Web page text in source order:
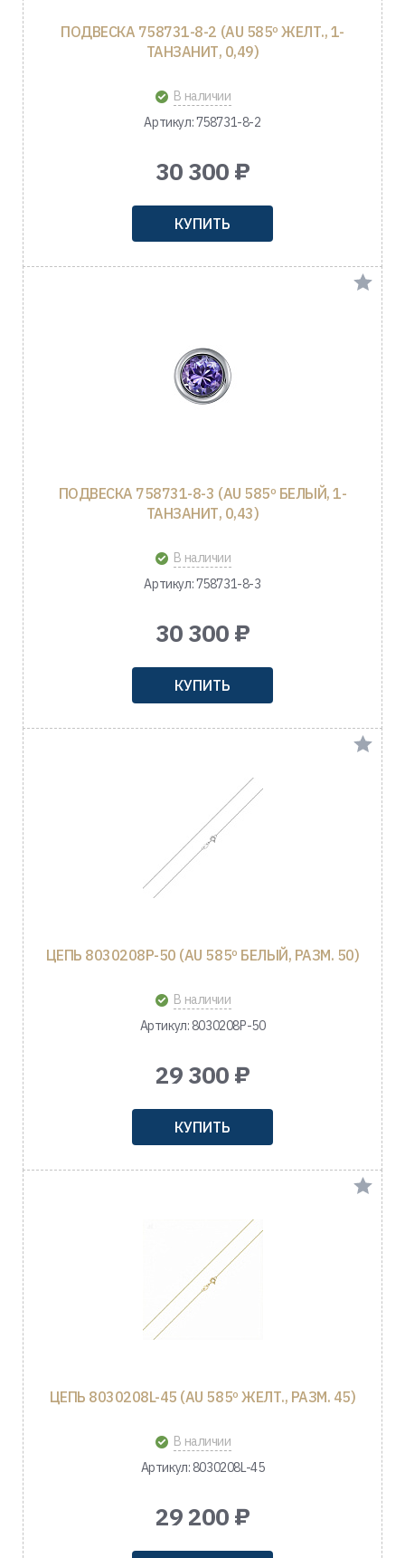
ПОДВЕСКА 758731-8-2 (AU 585º ЖЕЛТ., 1-
ТАНЗАНИТ, 0,49)
В наличии
Артикул: 758731-8-2
30 300 ₽
КУПИТЬ
ПОДВЕСКА 758731-8-3 (AU 585º БЕЛЫЙ, 1-
ТАНЗАНИТ, 0,43)
В наличии
Артикул: 758731-8-3
30 300 ₽
КУПИТЬ
ЦЕПЬ 8030208Р-50 (AU 585º БЕЛЫЙ, РАЗМ. 50)
В наличии
Артикул: 8030208Р-50
29 300 ₽
КУПИТЬ
ЦЕПЬ 8030208L-45 (AU 585º ЖЕЛТ., РАЗМ. 45)
В наличии
Артикул: 8030208L-45
29 200 ₽